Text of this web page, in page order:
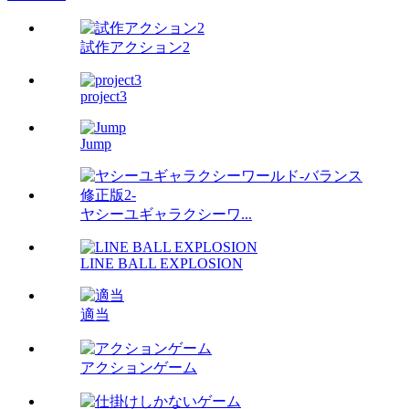
試作アクション2
project3
Jump
ヤシーユギャラクシーワ...
LINE BALL EXPLOSION
適当
アクションゲーム